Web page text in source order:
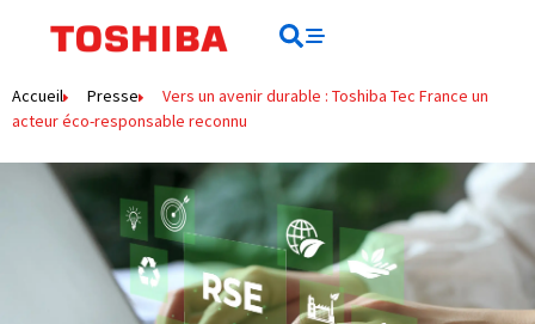
Accueil Presse
Vers un avenir durable : Toshiba Tec France un
acteur éco-responsable reconnu